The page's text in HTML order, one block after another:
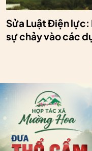
Sửa Luật Điện lực:
sự chảy vào các